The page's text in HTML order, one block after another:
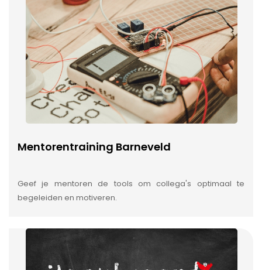
Mentorentraining Barneveld
Geef je mentoren de tools om collega's optimaal te
begeleiden en motiveren.